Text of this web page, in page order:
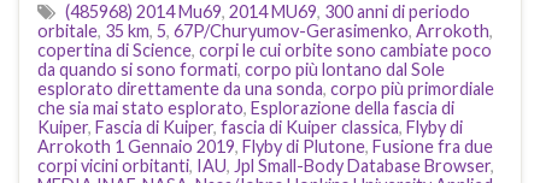
(485968) 2014 Mu69, 2014 MU69, 300 anni di periodo
orbitale, 35 km, 5, 67P/Churyumov-Gerasimenko, Arrokoth,
copertina di Science, corpi le cui orbite sono cambiate poco
da quando si sono formati, corpo più lontano dal Sole
esplorato direttamente da una sonda, corpo più primordiale
che sia mai stato esplorato, Esplorazione della fascia di
Kuiper, Fascia di Kuiper, fascia di Kuiper classica, Flyby di
Arrokoth 1 Gennaio 2019, Flyby di Plutone, Fusione fra due
corpi vicini orbitanti, IAU, Jpl Small-Body Database Browser,